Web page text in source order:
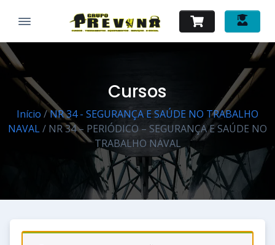
Cursos
Início /NR 34 - SEGURANÇA E SAÚDE NO TRABALHO
NAVAL/ NR 34 – PERIÓDICO – SEGURANÇA E SAÚDE NO
TRABALHO NAVAL